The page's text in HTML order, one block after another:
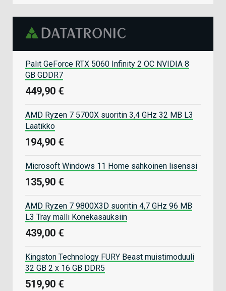
Palit GeForce RTX 5060 Infinity 2 OC NVIDIA 8
GB GDDR7
449,90 €
AMD Ryzen 7 5700X suoritin 3,4 GHz 32 MB L3
Laatikko
194,90 €
Microsoft Windows 11 Home sähköinen lisenssi
135,90 €
AMD Ryzen 7 9800X3D suoritin 4,7 GHz 96 MB
L3 Tray malli Konekasauksiin
439,00 €
Kingston Technology FURY Beast muistimoduuli
32 GB 2 x 16 GB DDR5
519,90 €